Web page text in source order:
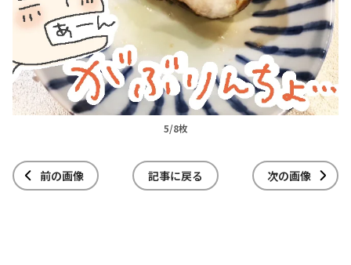
5/8枚
前の画像 記事に戻る 次の画像